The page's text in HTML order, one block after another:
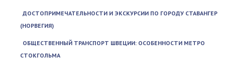
ДОСТОПРИМЕЧАТЕЛЬНОСТИ И ЭКСКУРСИИ ПО ГОРОДУ СТАВАНГЕР
(НОРВЕГИЯ)
ОБЩЕСТВЕННЫЙ ТРАНСПОРТ ШВЕЦИИ: ОСОБЕННОСТИ МЕТРО
СТОКГОЛЬМА